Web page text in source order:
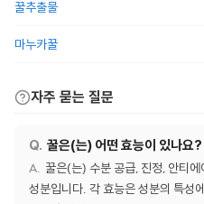
꿀추출물
마누카꿀
자주 묻는 질문
꿀은(는) 어떤 효능이 있나요?
꿀은(는) 수분 공급, 진정, 안티
성분입니다. 각 효능은 성분의 특성